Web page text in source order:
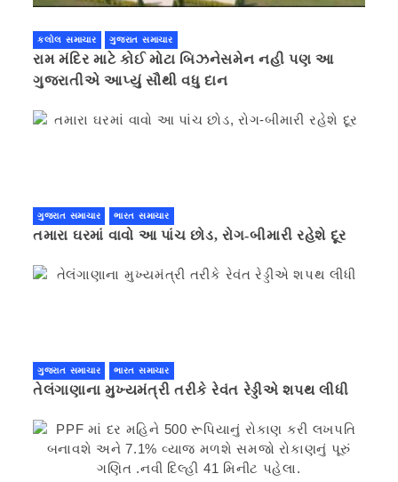
કલોલ સમાચાર ગુજરાત સમાચાર
રામ મંદિર માટે કોઈ મોટા બિઝનેસમેન નહી પણ આ
ગુજરાતીએ આપ્યું સૌથી વધુ દાન
ગુજરાત સમાચાર ભારત સમાચાર
તમારા ઘરમાં વાવો આ પાંચ છોડ, રોગ-બીમારી રહેશે દૂર
ગુજરાત સમાચાર ભારત સમાચાર
તેલંગાણાના મુખ્યમંત્રી તરીકે રેવંત રેડ્ડીએ શપથ લીધી